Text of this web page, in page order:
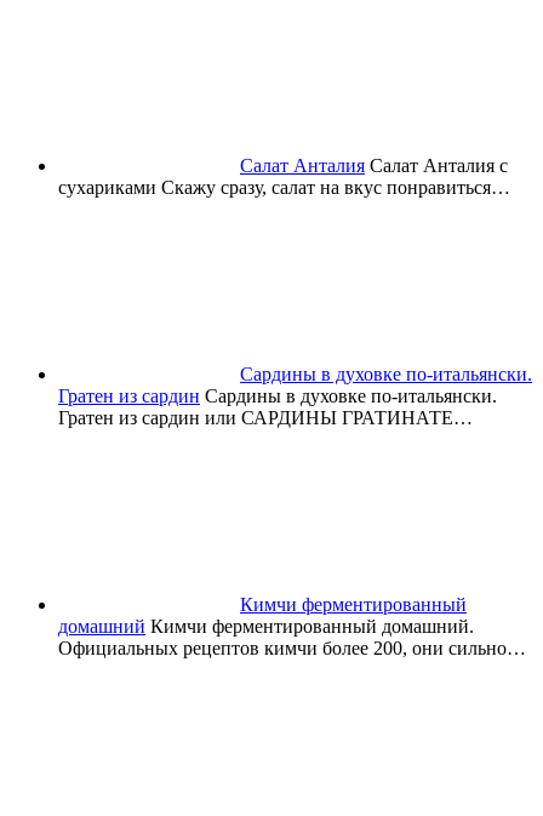
Салат Анталия Салат Анталия с
сухариками Скажу сразу, салат на вкус понравиться…
Сардины в духовке по-итальянски.
Гратен из сардин Сардины в духовке по-итальянски.
Гратен из сардин или САРДИНЫ ГРАТИНАТЕ…
Кимчи ферментированный
домашний Кимчи ферментированный домашний.
Официальных рецептов кимчи более 200, они сильно…